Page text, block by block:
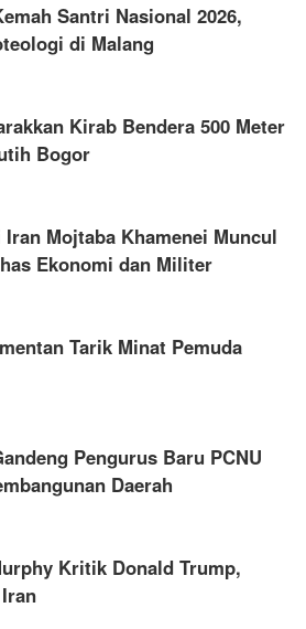
Santri Nasional 2026,
di Malang
Kirab Bendera 500 Meter
Bogor
Mojtaba Khamenei Muncul
Ekonomi dan Militer
Tarik Minat Pemuda
Pengurus Baru PCNU
Daerah
Kritik Donald Trump,